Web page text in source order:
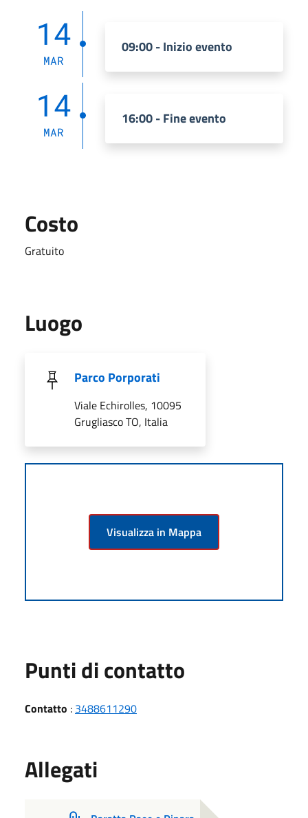
14
MAR
09:00 - Inizio evento
14
MAR
16:00 - Fine evento
Costo
Gratuito
Luogo
Parco Porporati
Viale Echirolles, 10095
Grugliasco TO, Italia
Visualizza in Mappa
Punti di contatto
Contatto : 3488611290
Allegati